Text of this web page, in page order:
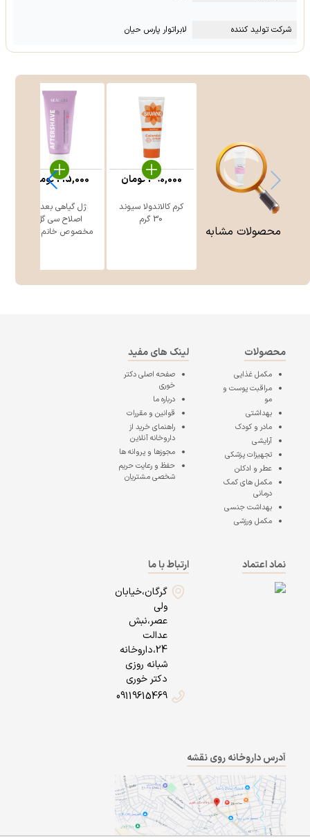
شرکت تولید کننده لابراتوار پارس حیان
محصولات مشابه
کرم کالاندولا سیوند
30 گرم
390,000تومان
ژل گیاهی بعد از
اصلاح سی گل
مخصوص خانم ه ...
215,000تومان
محصولات
مکمل غذایی
مراقبت پوست و
مو
بهداشتی
مادر و کودک
آرایشی
تجهیزات پزشکی
عطر و ادکلن
مکمل های کمک
درمانی
بهداشت جنسی
مکمل ورزشی
لینک های مفید
صفحه اصلیدکتر
خوری
درباره ما
قوانین و مقررات
راهنمای خرید از
داروخانه آنلاین
مجوزها و پروانه ها
حفظ و رعایت حریم
شخصی مشتریان
نماد اعتماد
ارتباط با ما
گرگان،خیابان
ولی
عصر،نبش
عدالت
24،داروخانه
شبانه روزی
دکتر خوری
09119615469
آدرس داروخانه روی نقشه